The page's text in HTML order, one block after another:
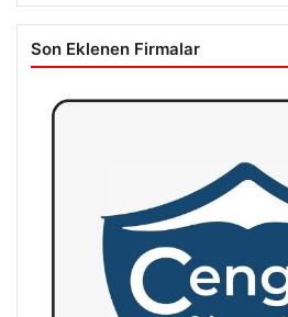
Son Eklenen Firmalar